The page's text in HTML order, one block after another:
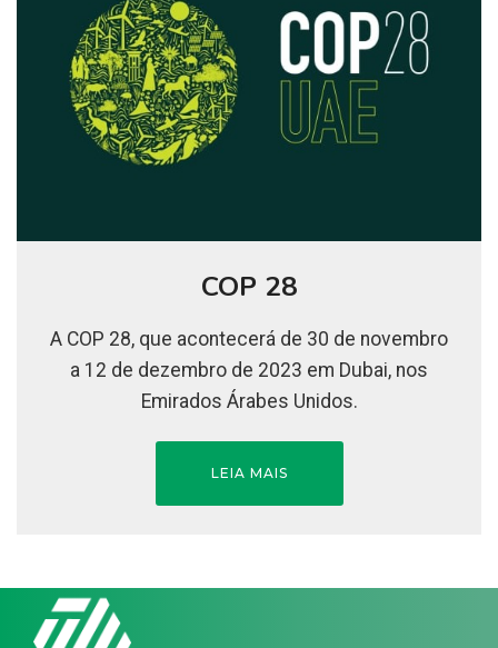
COP 28
A COP 28, que acontecerá de 30 de novembro
a 12 de dezembro de 2023 em Dubai, nos
Emirados Árabes Unidos.
LEIA MAIS